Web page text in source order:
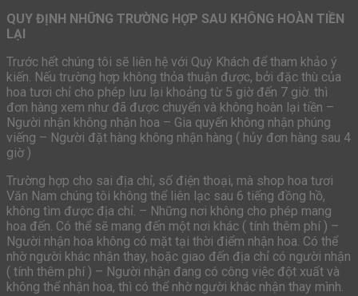
QUY ĐỊNH NHỮNG TRƯỜNG HỢP SAU KHÔNG HOÀN TIỀN
LẠI
Trước hết chúng tôi sẽ liên hệ với Quý Khách để tham khảo ý
kiến. Nếu trường hợp không thỏa thuận được, bởi đặc thù của
hoa tươi chỉ cho phép lưu lại khoảng từ 5 giờ đến 7 giờ. thì
đơn hàng xem như đã được chuyển và không hoàn lại tiền –
Người nhận không nhận hoa – Gia quyến không nhận phúng
viếng – Người đặt hàng không nhận hàng ( hủy đơn hàng sau 4
giờ )
Trường hợp cho sai địa chỉ, số điện thoại, mà shop hoa tươi
Văn Nam chúng tôi không thể liên lạc sau 6 tiếng đồng hồ,
không tìm được địa chỉ. – Những nơi không cho phép mang
hoa đến. Có thể sẽ mang đến một nơi khác ( tính thêm phí ) –
Người nhận hoa không có mặt tại thời điểm nhận hoa. Có thể
nhờ người khác nhận thay, hoặc giao đến địa chỉ có người nhận
( tính thêm phí ) – Người nhận đang có công việc đột xuất và
không thể nhận hoa, thì có thể nhờ người khác nhận thay mình.